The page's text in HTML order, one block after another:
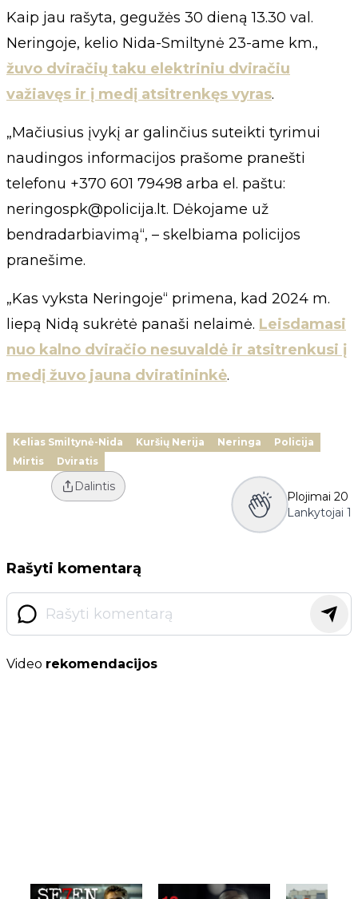
Kaip jau rašyta, gegužės 30 dieną 13.30 val.
Neringoje, kelio Nida-Smiltynė 23-ame km.,
žuvo dviračių taku elektriniu dviračiu
važiavęs ir į medį atsitrenkęs vyras.
„Mačiusius įvykį ar galinčius suteikti tyrimui
naudingos informacijos prašome pranešti
telefonu +370 601 79498 arba el. paštu:
neringospk@policija.lt. Dėkojame už
bendradarbiavimą“, – skelbiama policijos
pranešime.
„Kas vyksta Neringoje“ primena, kad 2024 m.
liepą Nidą sukrėtė panaši nelaimė. Leisdamasi
nuo kalno dviračio nesuvaldė ir atsitrenkusi į
medį žuvo jauna dviratininkė.
Kelias Smiltynė-Nida Kuršių Nerija Neringa
Policija
Mirtis
Dviratis
Dalintis
Plojimai 20
Lankytojai 1
Rašyti komentarą
Video rekomendacijos